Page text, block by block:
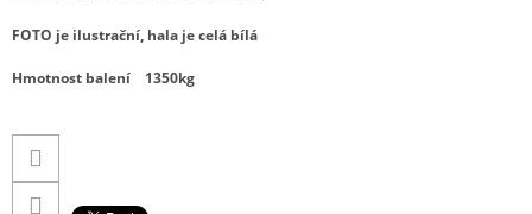
FOTO je ilustrační, hala je celá bílá
Hmotnost balení 1350kg